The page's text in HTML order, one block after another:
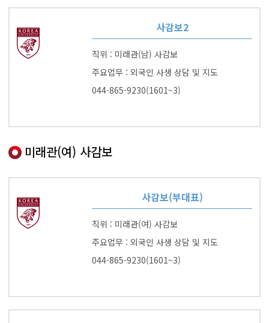
사감보2
직위 : 미래관(남) 사감보
주요업무 : 외국인 사생 상담 및 지도
044-865-9230(1601~3)
미래관(여) 사감보
사감보(부대표)
직위 : 미래관(여) 사감보
주요업무 : 외국인 사생 상담 및 지도
044-865-9230(1601~3)